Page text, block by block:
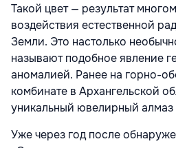
Такой цвет — результат
воздействия естественной
Земли. Это настолько
называют подобное явление
аномалией. Ранее на горно-
комбинате в Архангельской
уникальный ювелирный алмаз
Уже через год после